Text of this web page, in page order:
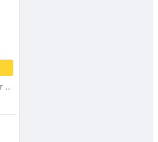
Netviel ST Connector Epoxy Simplex